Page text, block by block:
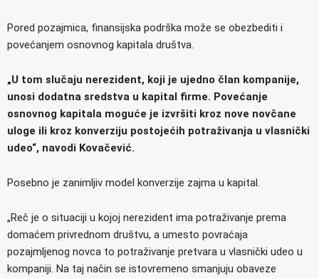
Pored pozajmica, finansijska podrška može se obezbediti i
povećanjem osnovnog kapitala društva.
„U tom slučaju nerezident, koji je ujedno član kompanije,
unosi dodatna sredstva u kapital firme. Povećanje
osnovnog kapitala moguće je izvršiti kroz nove novčane
uloge ili kroz konverziju postojećih potraživanja u vlasnički
udeo“, navodi Kovačević.
Posebno je zanimljiv model konverzije zajma u kapital.
„Reč je o situaciji u kojoj nerezident ima potraživanje prema
domaćem privrednom društvu, a umesto povraćaja
pozajmljenog novca to potraživanje pretvara u vlasnički udeo u
kompaniji. Na taj način se istovremeno smanjuju obaveze